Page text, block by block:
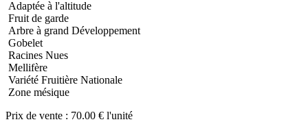
Adaptée à l'altitude
Fruit de garde
Arbre à grand Développement
Gobelet
Racines Nues
Mellifère
Variété Fruitière Nationale
Zone mésique
Prix de vente : 70.00 € l'unité